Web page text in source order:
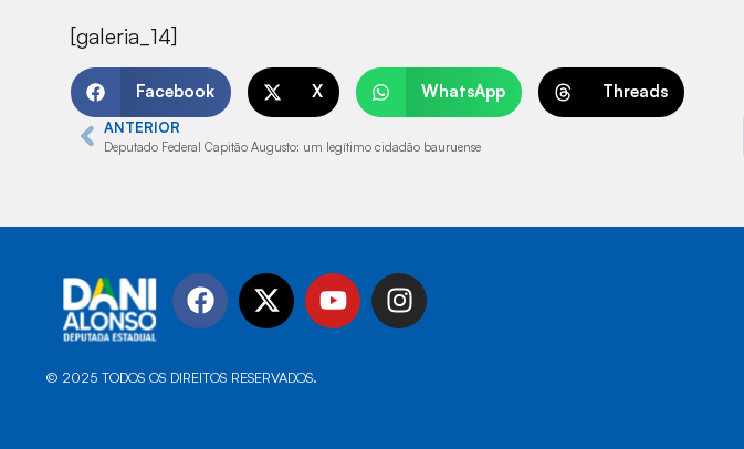
[galeria_14]
Facebook X WhatsApp Threads
ANTERIOR
Deputado Federal Capitão Augusto: um legítimo cidadão bauruense
© 2025 TODOS OS DIREITOS RESERVADOS.